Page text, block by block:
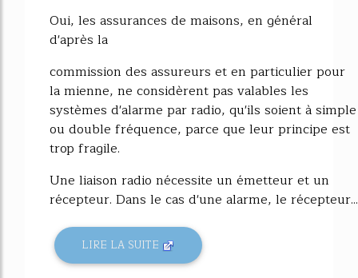
Oui, les assurances de maisons, en général
d'après la
commission des assureurs et en particulier pour
la mienne, ne considèrent pas valables les
systèmes d'alarme par radio, qu'ils soient à simple
ou double fréquence, parce que leur principe est
trop fragile.
Une liaison radio nécessite un émetteur et un
récepteur. Dans le cas d'une alarme, le récepteur...
LIRE LA SUITE